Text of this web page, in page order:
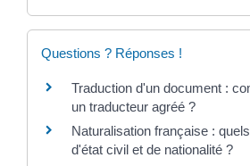
Questions ? Réponses !
Traduction d'un document :
un traducteur agréé ?
Naturalisation française :
d'état civil et de nationalité ?